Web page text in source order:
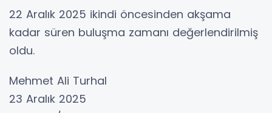
22 Aralık 2025 ikindi öncesinden akşama
kadar süren buluşma zamanı değerlendirilmiş
oldu.
Mehmet Ali Turhal
23 Aralık 2025